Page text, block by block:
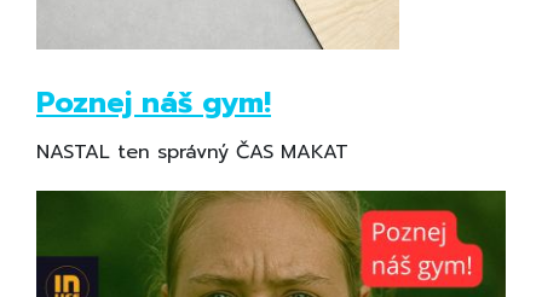
Poznej náš gym!
NASTAL ten správný ČAS MAKAT